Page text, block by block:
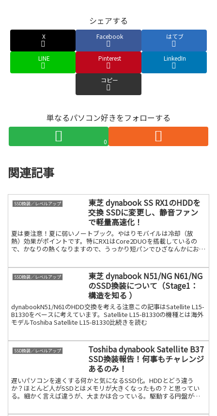
シェアする
X Facebook はてブ
LINE Pinterest LinkedIn
コピー
単なるパソコン好きをフォローする
0
関連記事
SSD換装／レベルアップ
東芝 dynabook SS RX1のHDDを
交換 SSDに変更し、静音ファン
で軽量高速化！
夏は要注意！夏に弱いノートブック。やはりモバイルは冷却（放
熱）効果がポイントです。特にRX1はCore2DUOを搭載しているの
で、かなりの熱くなりますので、うっかり短パンでひざなんかにおい
SSD換装／レベルアップ
東芝 dynabook N51/NG N61/NG
のSSD換装について（Stage1：
構造を知る ）
dynabookN51/N61のHDD交換を考える注意この記事はSatellite L15-
B1330をベースに考えています。Satellite L15-B1330の機種とは海外
モデルToshiba Satellite L15-B1330比続きを読む
SSD換装／レベルアップ
Toshiba dynabook Satellite B37
SSD換装報告！何事もチャレンジ
あるのみ！
遅いパソコンを速くする何かと気になるSSD化。HDDとどう違う
か？ほとんど人がSSDとはメモリが大きくなったもの？と思ってい
る。細かく言えば違うが、大まかは合っている。駆動する円盤が記